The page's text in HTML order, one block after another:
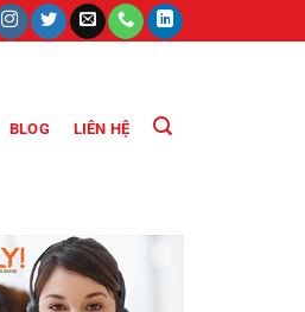
BLOG LIÊN HỆ